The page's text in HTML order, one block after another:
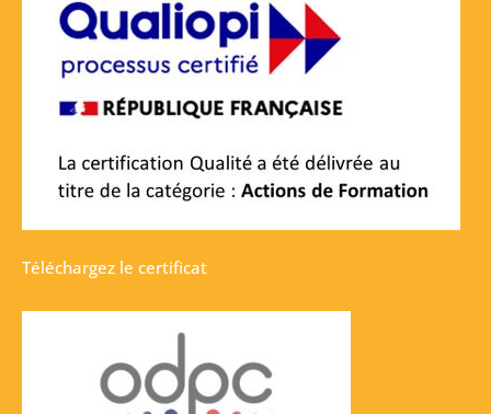
Téléchargez le certificat